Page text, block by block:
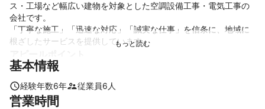
ス・工場など幅広い建物を対象とした空調設備工事・電気工事の
会社です。
「丁寧な施工」「迅速な対応」「誠実な仕事」を信条に、地域に
■ 高い技術力と豊富な経験
毎日現場に立ち、年間数百台を施工するプロが対応。
安心して任せられる確かな品質をお約束します。
基本情報
経験年数6年 従業員6 人
営業時間